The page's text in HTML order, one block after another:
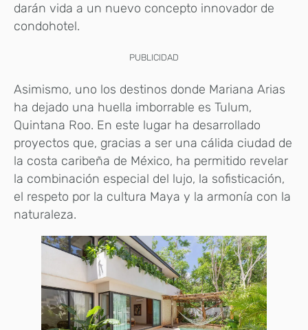
darán vida a un nuevo concepto innovador de
condohotel.
PUBLICIDAD
Asimismo, uno los destinos donde Mariana Arias
ha dejado una huella imborrable es Tulum,
Quintana Roo. En este lugar ha desarrollado
proyectos que, gracias a ser una cálida ciudad de
la costa caribeña de México, ha permitido revelar
la combinación especial del lujo, la sofisticación,
el respeto por la cultura Maya y la armonía con la
naturaleza.